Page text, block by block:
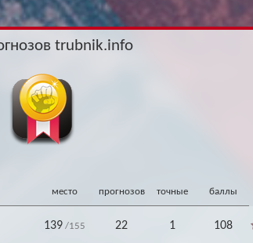
Архив
trubnik.info
место прогнозов точные баллы
139 /155 22 1 108